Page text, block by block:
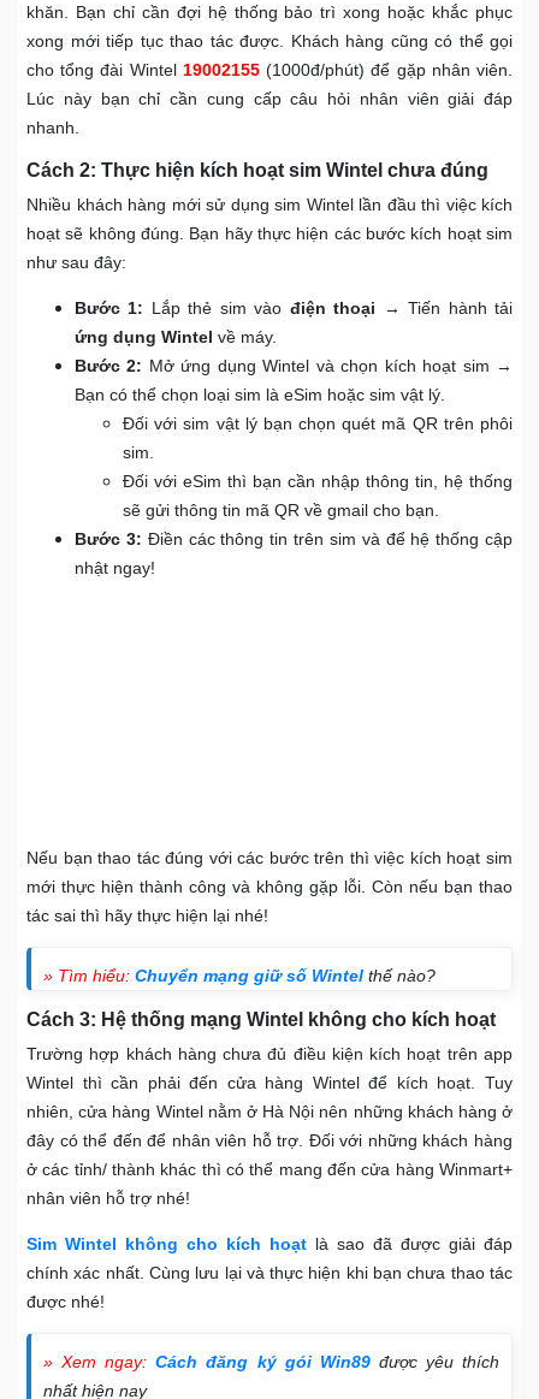
khăn. Bạn chỉ cần đợi hệ thống bảo trì xong hoặc khắc phục
xong mới tiếp tục thao tác được. Khách hàng cũng có thể gọi
cho tổng đài Wintel 19002155(1000đ/phút) để gặp nhân viên.
Lúc này bạn chỉ cần cung cấp câu hỏi nhân viên giải đáp
nhanh.
Cách 2: Thực hiện kích hoạt sim Wintel chưa đúng
Nhiều khách hàng mới sử dụng sim Wintel lần đầu thì việc kích
hoạt sẽ không đúng. Bạn hãy thực hiện các bước kích hoạt sim
như sau đây:
Bước 1: Lắp thẻ sim vào điện thoại → Tiến hành tải
ứng dụng Wintel về máy.
Bước 2: Mở ứng dụng Wintel và chọn kích hoạt sim →
Bạn có thể chọn loại sim là eSim hoặc sim vật lý.
Đối với sim vật lý bạn chọn quét mã QR trên phôi
sim.
Đối với eSim thì bạn cần nhập thông tin, hệ thống
sẽ gửi thông tin mã QR về gmail cho bạn.
Bước 3: Điền các thông tin trên sim và để hệ thống cập
nhật ngay!
Nếu bạn thao tác đúng với các bước trên thì việc kích hoạt sim
mới thực hiện thành công và không gặp lỗi. Còn nếu bạn thao
tác sai thì hãy thực hiện lại nhé!
» Tìm hiểu: Chuyển mạng giữ số Wintel thế nào?
Cách 3: Hệ thống mạng Wintel không cho kích hoạt
Trường hợp khách hàng chưa đủ điều kiện kích hoạt trên app
Wintel thì cần phải đến cửa hàng Wintel để kích hoạt. Tuy
nhiên, cửa hàng Wintel nằm ở Hà Nội nên những khách hàng ở
đây có thể đến để nhân viên hỗ trợ. Đối với những khách hàng
ở các tỉnh/ thành khác thì có thể mang đến cửa hàng Winmart+
nhân viên hỗ trợ nhé!
Sim Wintel không cho kích hoạt là sao đã được giải đáp
chính xác nhất. Cùng lưu lại và thực hiện khi bạn chưa thao tác
được nhé!
» Xem ngay: Cách đăng ký gói Win89được yêu thích
nhất hiện nay